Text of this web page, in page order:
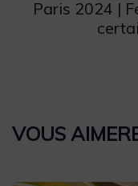
Article
Paris 2024 |
VOUS